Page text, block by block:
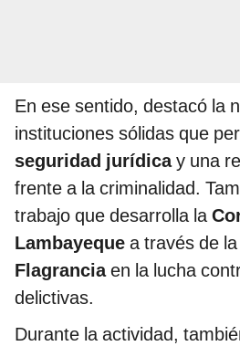
En ese sentido, destacó la
instituciones sólidas que
seguridad jurídicay una
frente a la criminalidad.
trabajo que desarrolla la
Lambayeque a través de la
Flagranciaen la lucha
delictivas.
Durante la actividad,